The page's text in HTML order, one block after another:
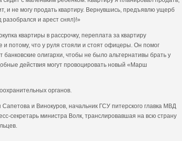
и не могу продать квартиру. Вернувшись, предъявлю ущерб
разобрался и арест снял)!»
квартиры в рассрочку, переплата за квартиру
потому, что у руля стояли и стоят офицеры. Он помог
олигархи, чтобы не было альтернативы брать у
действия могут провоцировать новый «Марш
органов.
и Винокуров, начальник ГСУ питерского главка МВД
секретарь министра Волк, транслировавшая на всю страну